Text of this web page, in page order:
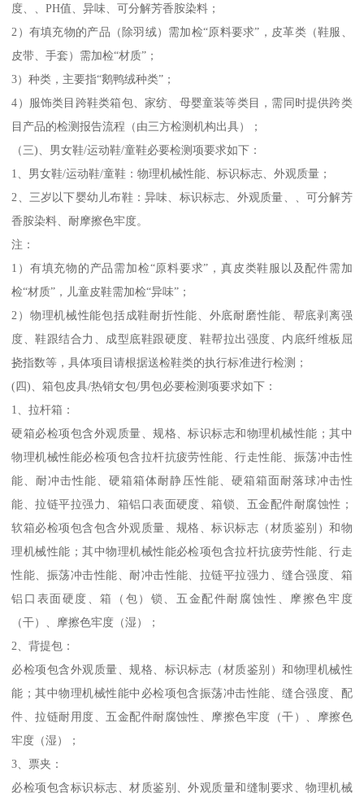
度、、PH值、异味、可分解芳香胺染料；
2）有填充物的产品（除羽绒）需加检“原料要求”，皮革类（鞋服、
皮带、手套）需加检“材质”；
3）种类，主要指“鹅鸭绒种类”；
4）服饰类目跨鞋类箱包、家纺、母婴童装等类目，需同时提供跨类
目产品的检测报告流程（由三方检测机构出具）；
（三)、男女鞋/运动鞋/童鞋必要检测项要求如下：
1、男女鞋/运动鞋/童鞋：物理机械性能、标识标志、外观质量；
2、三岁以下婴幼儿布鞋：异味、标识标志、外观质量、、可分解芳
香胺染料、耐摩擦色牢度。
注：
1）有填充物的产品需加检“原料要求”，真皮类鞋服以及配件需加
检“材质”，儿童皮鞋需加检“异味”；
2）物理机械性能包括成鞋耐折性能、外底耐磨性能、帮底剥离强
度、鞋跟结合力、成型底鞋跟硬度、鞋帮拉出强度、内底纤维板屈
挠指数等，具体项目请根据送检鞋类的执行标准进行检测；
(四)、箱包皮具/热销女包/男包必要检测项要求如下：
1、拉杆箱：
硬箱必检项包含外观质量、规格、标识标志和物理机械性能；其中
物理机械性能必检项包含拉杆抗疲劳性能、行走性能、振荡冲击性
能、耐冲击性能、硬箱箱体耐静压性能、硬箱箱面耐落球冲击性
能、拉链平拉强力、箱铝口表面硬度、箱锁、五金配件耐腐蚀性；
软箱必检项包含包含外观质量、规格、标识标志（材质鉴别）和物
理机械性能；其中物理机械性能必检项包含拉杆抗疲劳性能、行走
性能、振荡冲击性能、耐冲击性能、拉链平拉强力、缝合强度、箱
铝口表面硬度、箱（包）锁、五金配件耐腐蚀性、摩擦色牢度
（干）、摩擦色牢度（湿）；
2、背提包：
必检项包含外观质量、规格、标识标志（材质鉴别）和物理机械性
能；其中物理机械性能中必检项包含振荡冲击性能、缝合强度、配
件、拉链耐用度、五金配件耐腐蚀性、摩擦色牢度（干）、摩擦色
牢度（湿）；
3、票夹：
必检项包含标识标志、材质鉴别、外观质量和缝制要求、物理机械